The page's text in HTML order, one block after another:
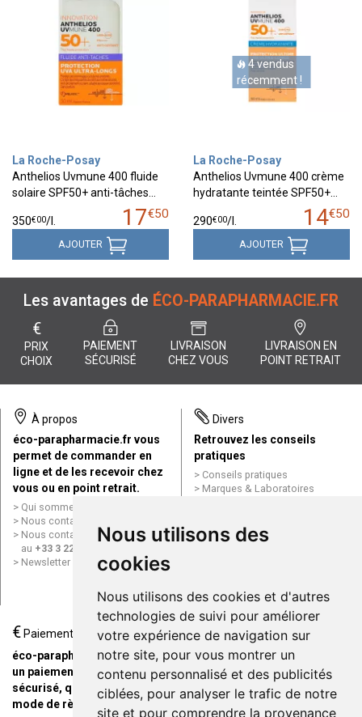
Nous utilisons des
cookies
Nous utilisons des cookies et d'autres
technologies de suivi pour améliorer
votre expérience de navigation sur
notre site, pour vous montrer un
contenu personnalisé et des publicités
ciblées, pour analyser le trafic de notre
site et pour comprendre la provenance
La Roche-Posay
Anthelios Uvmune 400 fluide
solaire SPF50+ anti-tâches…
17€50
350€00/
AJOUTER
4 vendus
récemment !
La Roche-Posay
Anthelios Uvmune 400 crème
hydratante teintée SPF50+…
14€50
290€00/
AJOUTER
Les avantages de ÉCO-PARAPHARMACIE.FR
€
PRIX
CHOIX
PAIEMENT
SÉCURISÉ
LIVRAISON
CHEZ VOUS
LIVRAISON EN
POINT RETRAIT
À propos
éco-parapharmacie.fr vous
permet de commander en
ligne et de les recevoir chez
vous ou en point retrait.
Qui sommes nous ?
Nous contacter par e-mail
Nous contacter par téléphone
au +33 3 22 71 64 10
Newsletter
Divers
Retrouvez les conseils
pratiques
Conseils pratiques
Marques & Laboratoires
Mentions légales
Données personnelles
ligne
€ Paiement
éco-parapharmacie.fr offre
un paiement entièrement
sécurisé, quel que soit le
mode de règlement
Livraison / Point retrait
Commandez en ligne et
recevez votre commande
rapidement chez vous ou en
point retrait